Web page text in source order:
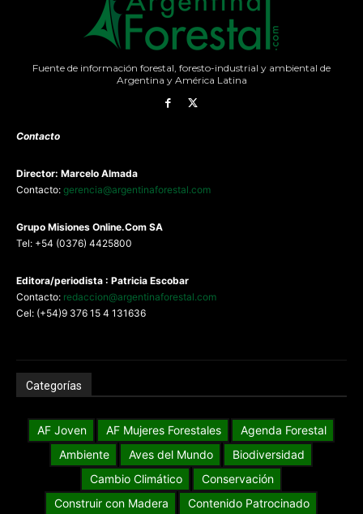
Fuente de información forestal, foresto-industrial y ambiental de
Argentina y América Latina
Contacto
Director: Marcelo Almada
Contacto: gerencia@argentinaforestal.com
Grupo Misiones Online.Com SA
Tel: +54 (0376) 4425800
Editora/periodista : Patricia Escobar
Contacto: redaccion@argentinaforestal.com
Cel: (+54)9 376 15 4 131636
Categorías
AF Joven AF Mujeres Forestales
Agenda Forestal
Ambiente
Aves del Mundo
Biodiversidad
Cambio Climático
Conservación
Construir con Madera
Contenido Patrocinado